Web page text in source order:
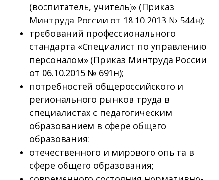
(воспитатель, учитель)» (Приказ
Минтруда России от 18.10.2013 № 544н);
требований профессионального
стандарта «Специалист по управлению
персоналом» (Приказ Минтруда России
от 06.10.2015 № 691н);
потребностей общероссийского и
регионального рынков труда в
специалистах с педагогическим
образованием в сфере общего
образования;
отечественного и мирового опыта в
сфере общего образования;